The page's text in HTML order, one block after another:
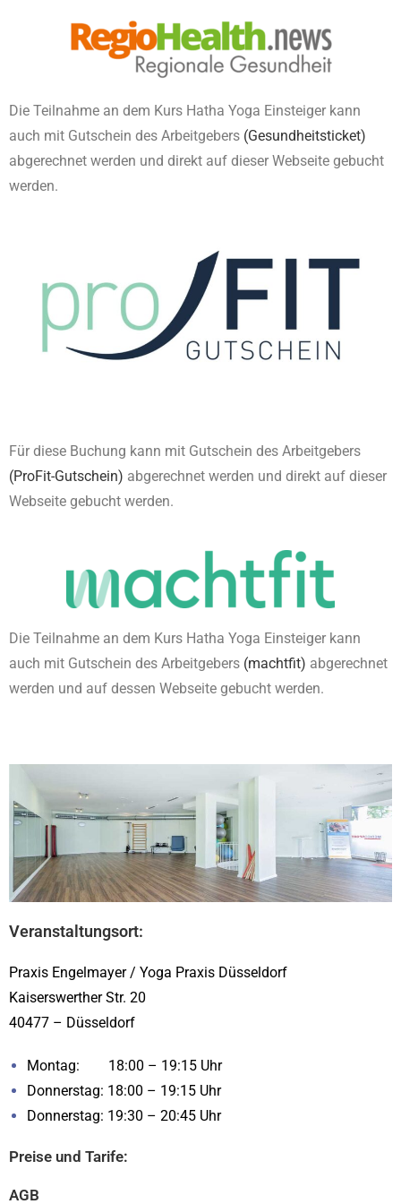
Die Teilnahme an dem Kurs Hatha Yoga Einsteiger kann
auch mit Gutschein des Arbeitgebers (Gesundheitsticket)
abgerechnet werden und direkt auf dieser Webseite gebucht
werden.
Für diese Buchung kann mit Gutschein des Arbeitgebers
(ProFit-Gutschein) abgerechnet werden und direkt auf dieser
Webseite gebucht werden.
Die Teilnahme an dem Kurs Hatha Yoga Einsteiger kann
auch mit Gutschein des Arbeitgebers (machtfit) abgerechnet
werden und auf dessen Webseite gebucht werden.
Veranstaltungsort:
Praxis Engelmayer / Yoga Praxis Düsseldorf
Kaiserswerther Str. 20
40477 – Düsseldorf
Montag: 18:00 – 19:15 Uhr
Donnerstag: 18:00 – 19:15 Uhr
Donnerstag: 19:30 – 20:45 Uhr
Preise und Tarife:
AGB